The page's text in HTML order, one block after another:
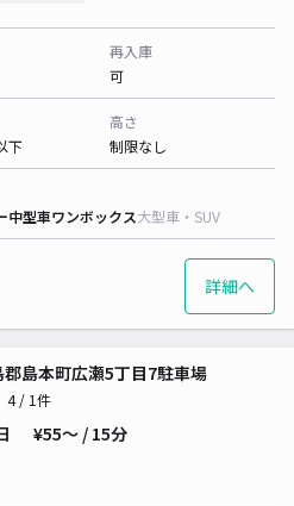
再入庫
可
下
高さ
制限なし
中型車ワンボックス大型車・SUV
詳細へ
郡島本町広瀬5丁目7駐車場
4/ 1件
¥55〜 / 15分